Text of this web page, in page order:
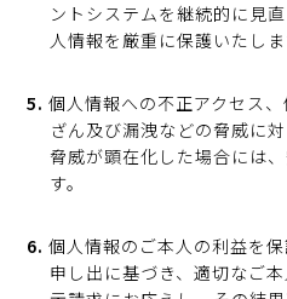
ントシステムを継続的に見
人情報を厳重に保護いたしま
個人情報への不正アクセス
ざん及び漏洩などの脅威に
脅威が顕在化した場合には
す。
個人情報のご本人の利益を
申し出に基づき、適切なご